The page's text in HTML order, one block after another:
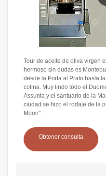
Tour de aceite de oliva virgen
hermoso sin dudas es
desde la Porta al Prato hasta
colina. Muy lindo todo el
Assunta y el santuario de la
ciudad se hizo el rodaje de la
Moon" .
Obtener consulta